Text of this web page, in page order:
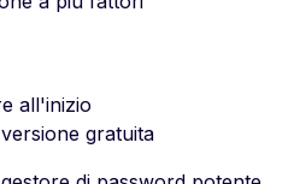
all'inizio
gratuita